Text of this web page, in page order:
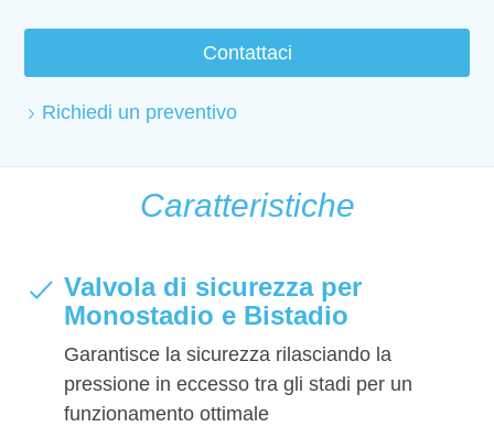
Contattaci
Richiedi un preventivo
Caratteristiche
Valvola di sicurezza per
Monostadio e Bistadio
Garantisce la sicurezza rilasciando la
pressione in eccesso tra gli stadi per un
funzionamento ottimale